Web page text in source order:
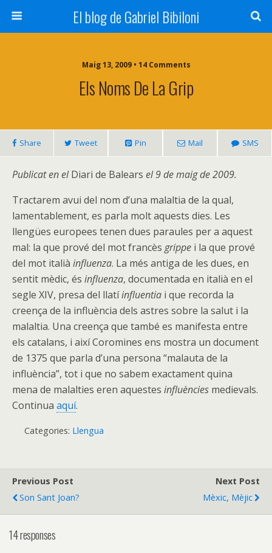
El blog de Gabriel Bibiloni
Maig 13, 2009 • 14 Comments
Els Noms De La Grip
Share Tweet Pin Mail SMS
Publicat en elDiari de Balears el 9 de maig de 2009.
Tractarem avui del nom d’una malaltia de la qual,
lamentablement, es parla molt aquests dies. Les
llengües europees tenen dues paraules per a aquest
mal: la que prové del mot francès grippe i la que prové
del mot italià influenza. La més antiga de les dues, en
sentit mèdic, és influenza, documentada en italià en el
segle XIV, presa del llatíinfluentia i que recorda la
creença de la influència dels astres sobre la salut i la
malaltia. Una creença que també es manifesta entre
els catalans, i així Coromines ens mostra un document
de 1375 que parla d’una persona “malauta de la
influència”, tot i que no sabem exactament quina
mena de malalties eren aquestes influències medievals.
Continua aquí.
Categories: Llengua
Previous Post
Son Sant Joan?
Next Post
Mèxic, Mèjic
14 responses